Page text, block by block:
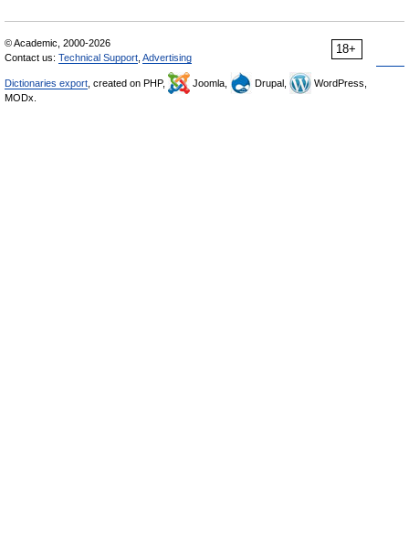
18+
© Academic, 2000-2026
Contact us: Technical Support Advertising
Dictionaries export , created on PHP, Joomla, Drupal,
WordPress,
MODx.